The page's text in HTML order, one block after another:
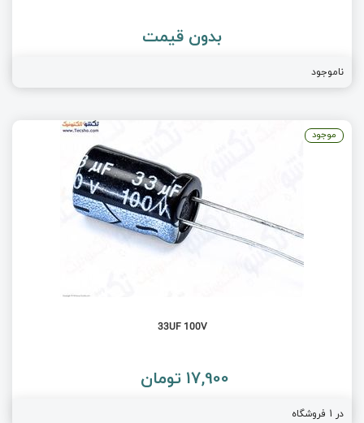
بدون قیمت
ناموجود
33UF 100V
17,900 تومان
در 1 فروشگاه
موجود